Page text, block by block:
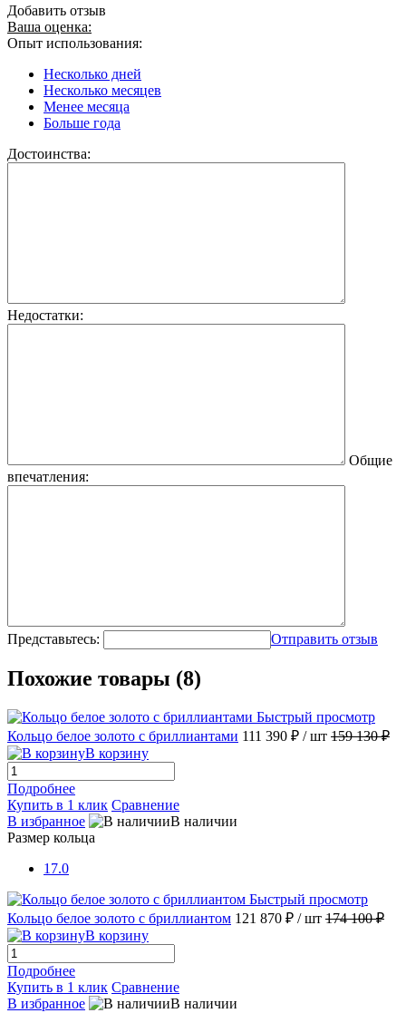
Добавить отзыв
Ваша оценка:
Опыт использования:
Несколько дней
Несколько месяцев
Менее месяца
Больше года
Достоинства:
Недостатки:
Общие
впечатления:
Представьтесь: Отправить отзыв
Похожие товары (8)
Быстрый просмотр
Кольцо белое золото с бриллиантами 111 390 ₽ / шт 159 130 ₽
В корзину
Подробнее
Купить в 1 клик Сравнение
В избранное
В наличии
Размер кольца
17.0
Быстрый просмотр
Кольцо белое золото с бриллиантом 121 870 ₽ / шт 174 100 ₽
В корзину
Подробнее
Купить в 1 клик Сравнение
В избранное
В наличии